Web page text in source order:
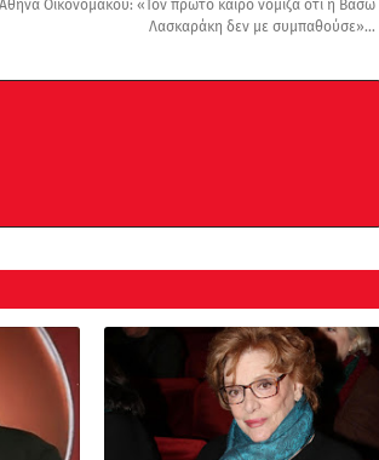
Αθηνά Οικονομάκου: «Τον πρώτο καιρό νόμιζα ότι η Βάσω
Λασκαράκη δεν με συμπαθούσε»...